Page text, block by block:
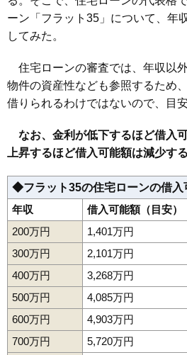
ーン「フラット35」について、年
してみた。
住宅ローンの審査では、年収以
物件の資産性なども参照するため
借りられるわけではないので、目
なお、金利が低下するほど借入
上昇するほど借入可能額は減少する
◆フラット35の住宅ローンの借入
年収
借入可能額（目安）
200万円
1,401万円
300万円
2,101万円
400万円
3,268万円
500万円
4,085万円
600万円
4,903万円
700万円
5,720万円